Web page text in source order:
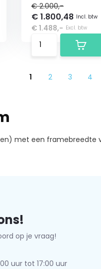
€ 2.000,-
€ 1.800,48 Incl. btw
€ 1.488,- Excl. btw
1 2 3 4
met een
op je vraag!
uur tot 17:00 uur